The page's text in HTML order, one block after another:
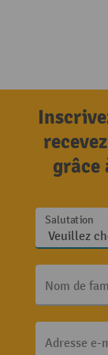
grâce
Salutation
Nom de
Adresse e-